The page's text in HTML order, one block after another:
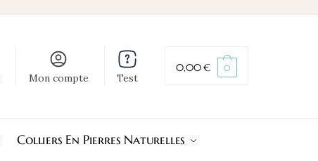
Mon compte Test
0,00€ 0
Colliers En Pierres Naturelles